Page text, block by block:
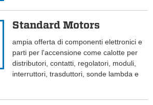
Standard Motors
ampia offerta di componenti elettronici e
parti per l'accensione come calotte per
distributori, contatti, regolatori, moduli,
interruttori, trasduttori, sonde lambda e